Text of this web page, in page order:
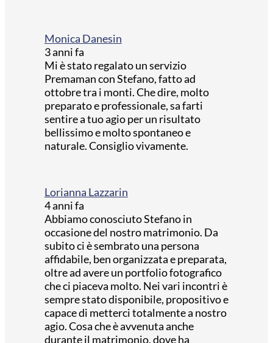
Monica Danesin
3 anni fa
Mi è stato regalato un servizio
Premaman con Stefano, fatto ad
ottobre tra i monti. Che dire, molto
preparato e professionale, sa farti
sentire a tuo agio per un risultato
bellissimo e molto spontaneo e
naturale. Consiglio vivamente.
Lorianna Lazzarin
4 anni fa
Abbiamo conosciuto Stefano in
occasione del nostro matrimonio. Da
subito ci è sembrato una persona
affidabile, ben organizzata e preparata,
oltre ad avere un portfolio fotografico
che ci piaceva molto. Nei vari incontri è
sempre stato disponibile, propositivo e
capace di metterci totalmente a nostro
agio. Cosa che è avvenuta anche
durante il matrimonio, dove ha